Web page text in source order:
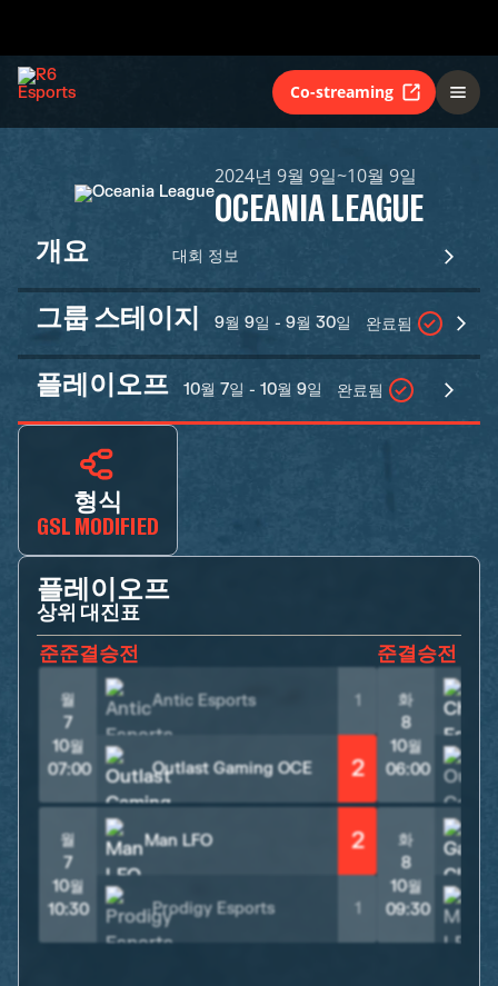
Co-streaming
2024년 9월 9일~10월 9일
OCEANIA LEAGUE
개요 대회 정보
그룹 스테이지 9월 9일 - 9월 30일 완료됨
플레이오프 10월 7일 - 10월 9일 완료됨
형식
GSL MODIFIED
플레이오프
상위 대진표
준준결승전
월
7
10월
07:00
Antic Esports 1
Outlast Gaming OCE 2
월
7
10월
10:30
Man LFO 2
Prodigy Esports 1
준결승전
화
8
10월
06:00
화
8
10월
09:30